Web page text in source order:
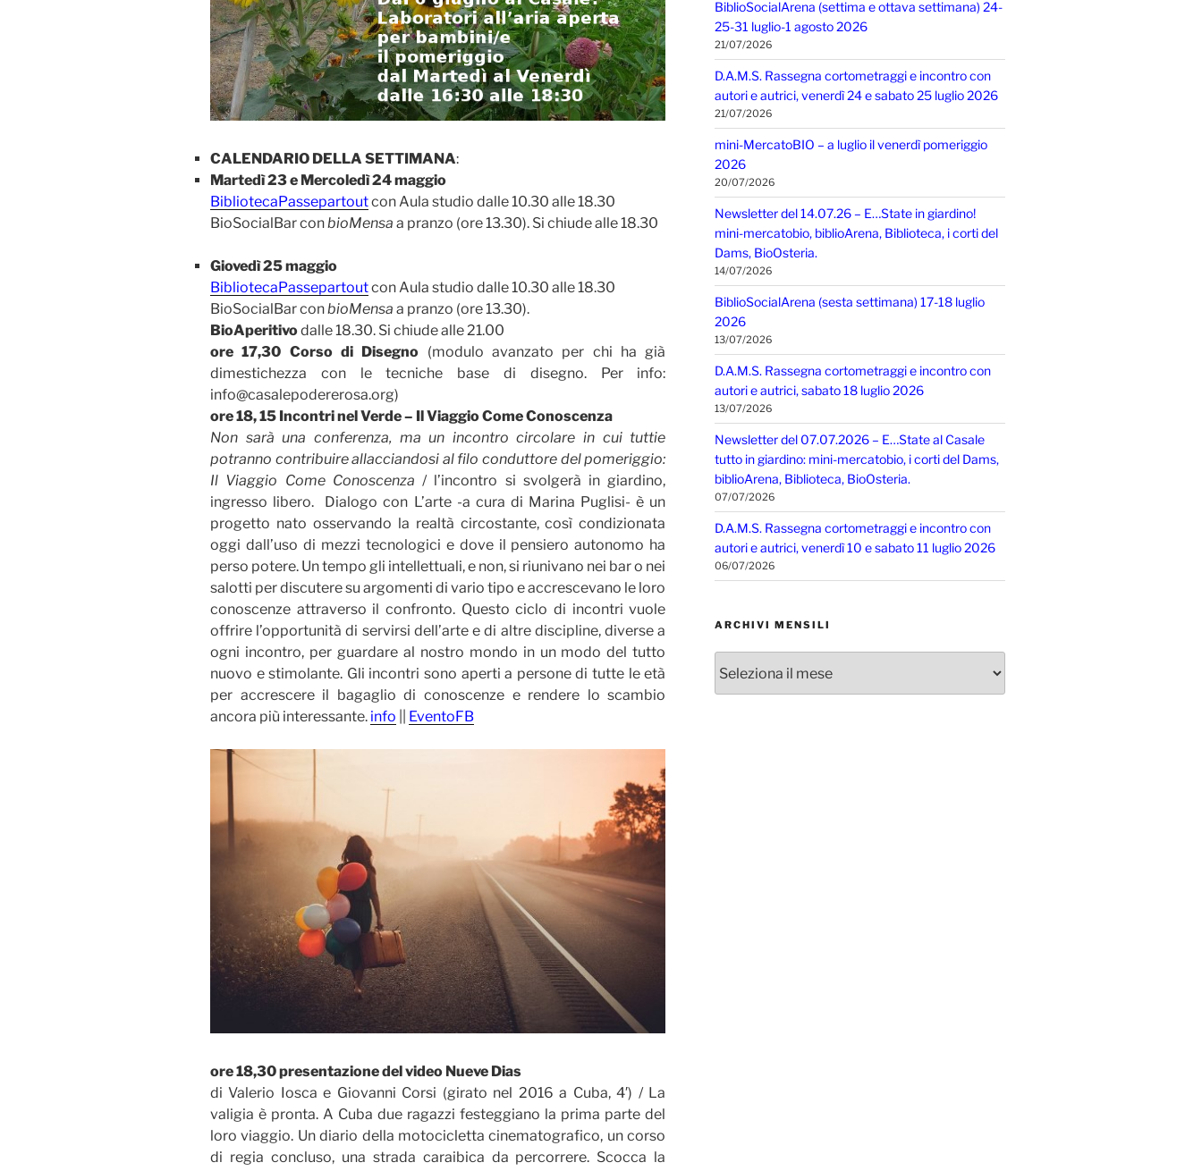
CALENDARIO DELLA SETTIMANA:
Martedì 23 e Mercoledì 24 maggio
BibliotecaPassepartoutcon Aula studio dalle 10.30 alle 18.30
BioSocialBar conbioMensa a pranzo (ore 13.30). Si chiude alle 18.30
Giovedì 25 maggio
BibliotecaPassepartoutcon Aula studio dalle 10.30 alle 18.30
BioSocialBar conbioMensa a pranzo (ore 13.30).
BioAperitivodalle 18.30. Si chiude alle 21.00
ore 17,30 Corso di Disegno (modulo avanzato per chi ha già
dimestichezza con le tecniche base di disegno. Per info:
info@casalepodererosa.org)
ore 18, 15 Incontri nel Verde – Il Viaggio Come Conoscenza
Non sarà una conferenza, ma un incontro circolare in cui tuttie
potranno contribuire allacciandosi al filo conduttore del pomeriggio:
Il Viaggio Come Conoscenza / l’incontro si svolgerà in giardino,
ingresso libero. Dialogo con L’arte -a cura di Marina Puglisi- è un
progetto nato osservando la realtà circostante, così condizionata
oggi dall’uso di mezzi tecnologici e dove il pensiero autonomo ha
perso potere. Un tempo gli intellettuali, e non, si riunivano nei bar o nei
salotti per discutere su argomenti di vario tipo e accrescevano le loro
conoscenze attraverso il confronto. Questo ciclo di incontri vuole
offrire l’opportunità di servirsi dell’arte e di altre discipline, diverse a
ogni incontro, per guardare al nostro mondo in un modo del tutto
nuovo e stimolante. Gli incontri sono aperti a persone di tutte le età
per accrescere il bagaglio di conoscenze e rendere lo scambio
ancora più interessante. info EventoFB
ore 18,30 presentazione del video Nueve Dias
di Valerio Iosca e Giovanni Corsi (girato nel 2016 a Cuba, 4′) / La
valigia è pronta. A Cuba due ragazzi festeggiano la prima parte del
loro viaggio. Un diario della motocicletta cinematografico, un corso
di regia concluso, una strada caraibica da percorrere. Scocca la
BiblioSocialArena (settima e ottava settimana) 24-
25-31 luglio-1 agosto 2026
21/07/2026
D.A.M.S. Rassegna cortometraggi e incontro con
autori e autrici, venerdì 24 e sabato 25 luglio 2026
21/07/2026
mini-MercatoBIO – a luglio il venerdì pomeriggio
2026
20/07/2026
Newsletter del 14.07.26 – E…State in giardino!
mini-mercatobio, biblioArena, Biblioteca, i corti del
Dams, BioOsteria.
14/07/2026
BiblioSocialArena (sesta settimana) 17-18 luglio
2026
13/07/2026
D.A.M.S. Rassegna cortometraggi e incontro con
autori e autrici, sabato 18 luglio 2026
13/07/2026
Newsletter del 07.07.2026 – E…State al Casale
tutto in giardino: mini-mercatobio, i corti del Dams,
biblioArena, Biblioteca, BioOsteria.
07/07/2026
D.A.M.S. Rassegna cortometraggi e incontro con
autori e autrici, venerdì 10 e sabato 11 luglio 2026
06/07/2026
ARCHIVI MENSILI
mensili